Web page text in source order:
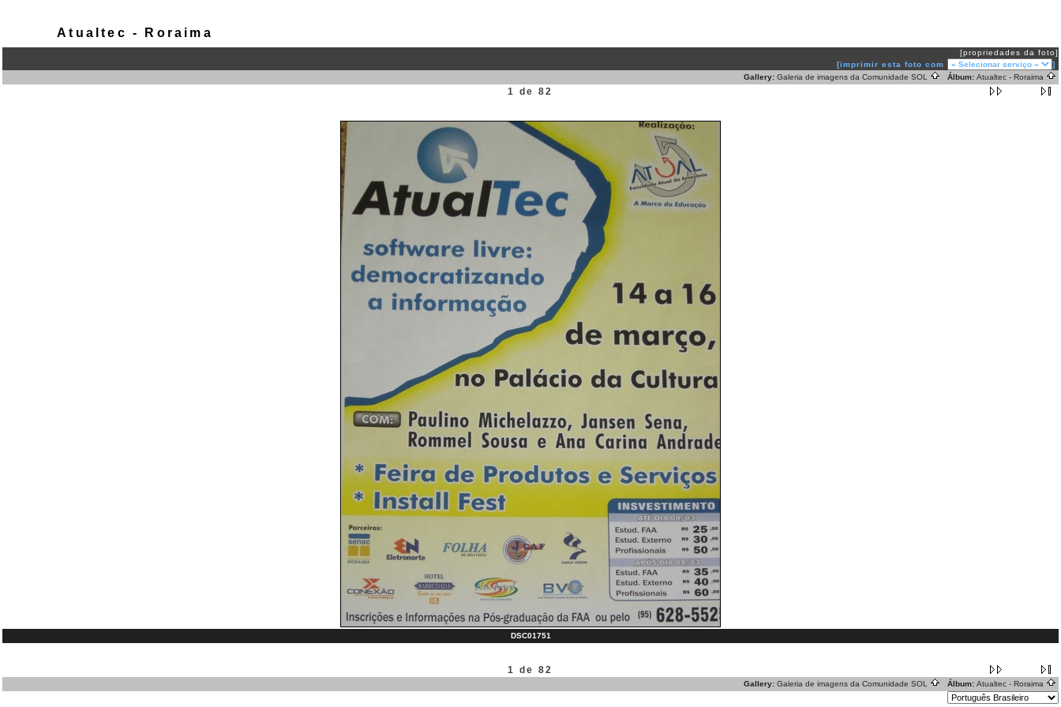
Atualtec - Roraima
[propriedades da foto]
[imprimir esta foto com
]
Gallery: Galeria de imagens da Comunidade SOL Álbum: Atualtec - Roraima
1 de 82
DSC01751
1 de 82
Gallery: Galeria de imagens da Comunidade SOL Álbum: Atualtec - Roraima